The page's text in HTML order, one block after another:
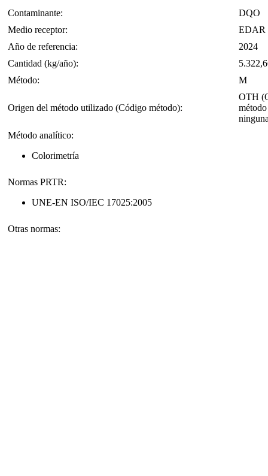
Contaminante:
DQO
Medio receptor:
EDAR
Año de referencia:
2024
Cantidad (kg/año):
Método:
M
Origen del método utilizado (Código método):
OTH
Método analítico:
Colorimetría
Normas PRTR:
UNE-EN ISO/IEC 17025:2005
Otras normas: